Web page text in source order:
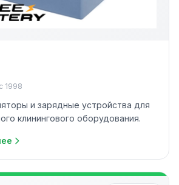
1998
и зарядные устройства для
клинингового оборудования.